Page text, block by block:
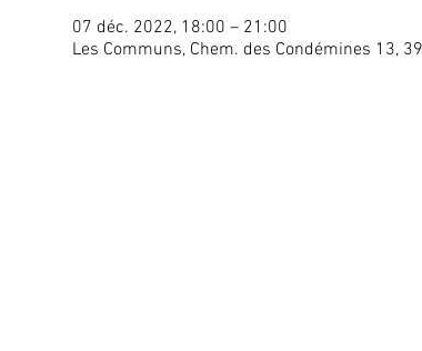
07 déc. 2022, 18:00 – 21:00
Les Communs, Chem. des Condémines 13,